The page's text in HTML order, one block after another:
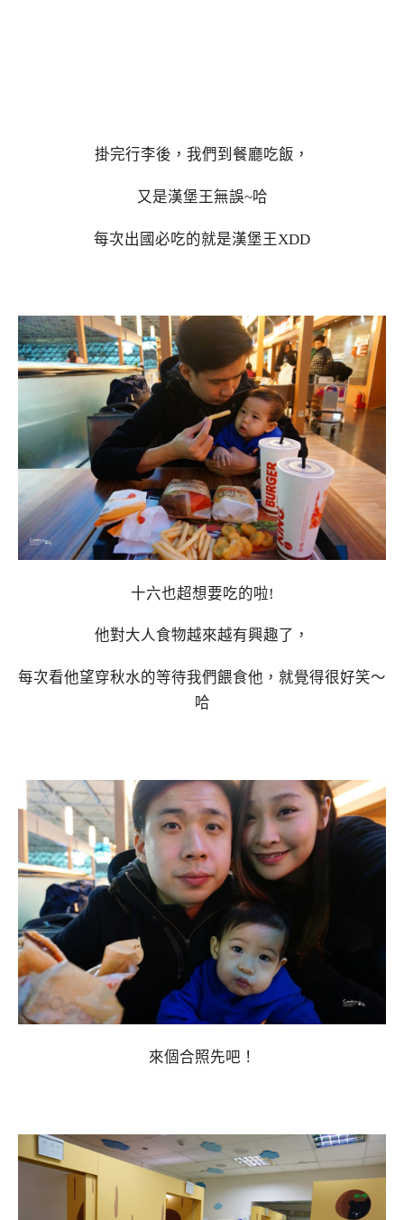
掛完行李後，我們到餐廳吃飯，
又是漢堡王無誤~哈
每次出國必吃的就是漢堡王XDD
十六也超想要吃的啦!
他對大人食物越來越有興趣了，
每次看他望穿秋水的等待我們餵食他，就覺得很好笑～
哈
來個合照先吧！